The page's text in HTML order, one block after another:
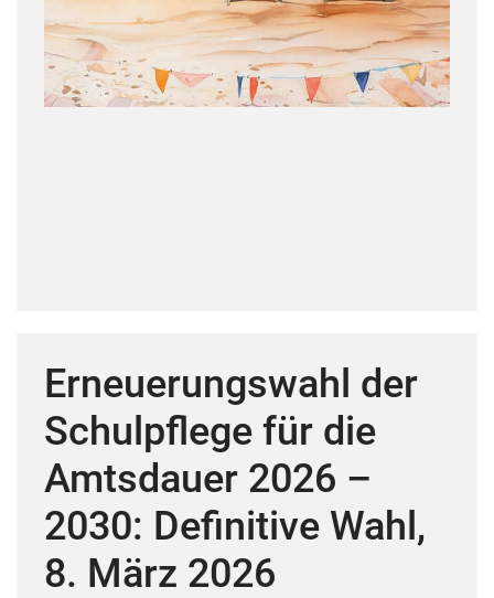
Erneuerungswahl der
Schulpflege für die
Amtsdauer 2026 –
2030: Definitive Wahl,
8. März 2026